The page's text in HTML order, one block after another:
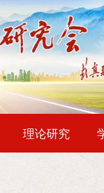
理论研究